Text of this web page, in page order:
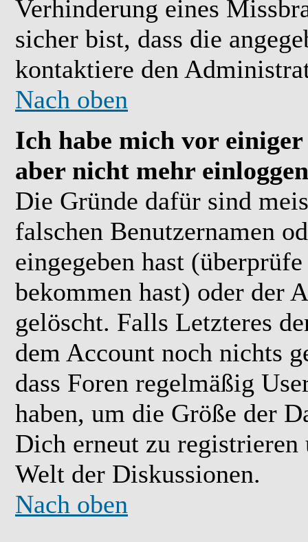
Verhinderung eines
sicher bist, dass die
kontaktiere den
Nach oben
Ich habe mich vor
aber nicht mehr
Die Gründe dafür sind
falschen Benutzernamen
eingegeben hast
bekommen hast) oder der
gelöscht. Falls Letzteres
dem Account noch nichts
dass Foren regelmäßig
haben, um die Größe der
Dich erneut zu
Welt der Diskussionen.
Nach oben